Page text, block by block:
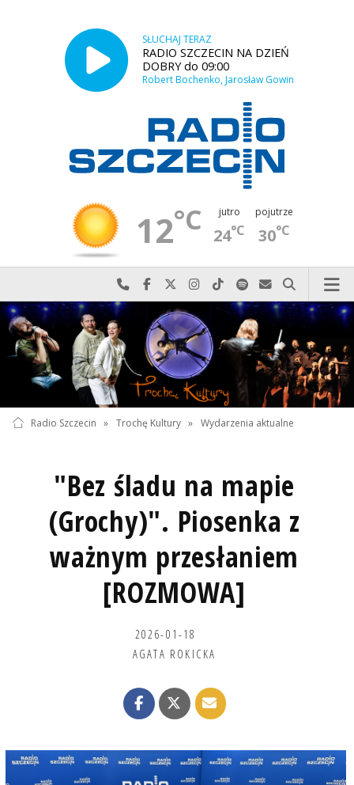
SŁUCHAJ TERAZ
RADIO SZCZECIN NA DZIEŃ
DOBRY do 09:00
Robert Bochenko, Jarosław Gowin
12°C jutro
24°C
pojutrze
30°C
Najlepiej po prostu do nas zadzwoń
Odwiedź nas na Facebook-u
Odwiedź nas na X
Odwiedź nas na Instagram-ie
Odwiedź nas na TikTok-u
Szukaj nas na Spotify
Wyślij do nas
Szukaj
Radio Szczecin » Trochę Kultury » Wydarzenia aktualne
"Bez śladu na mapie
(Grochy)". Piosenka z
ważnym przesłaniem
[ROZMOWA]
2026-01-18
AGATA ROKICKA